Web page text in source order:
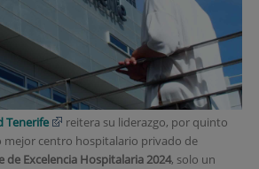
Tenerife
reitera su liderazgo, por quinto
mejor centro hospitalario privado de
de Excelencia Hospitalaria 2024, solo un